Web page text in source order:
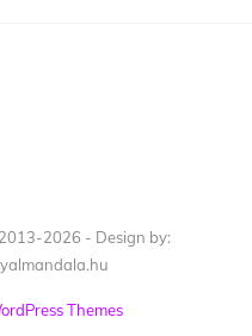
2026 - Design by:
Themes